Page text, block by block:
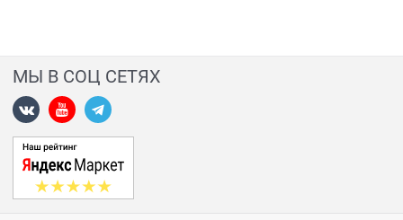
МЫ В СОЦ СЕТЯХ